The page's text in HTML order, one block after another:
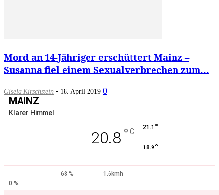
Mord an 14-Jähriger erschüttert Mainz –
Susanna fiel einem Sexualverbrechen zum...
Gisela Kirschstein - 18. April 2019 0
MAINZ
Klarer Himmel
20.8 ° C 21.1 °
18.9 °
68 %
1.6kmh
0 %